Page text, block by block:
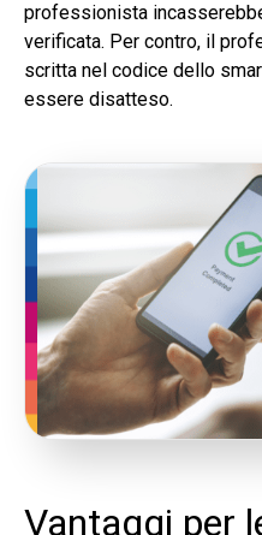
professionista
verificata. Per contro, il
scritta nel codice dello
essere disatteso.
Vantaggi per